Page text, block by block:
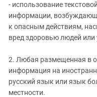
- использование
информации,
к опасным действиям,
вред здоровью людей
2. Любая размещенная в
информация на
русский язык или язык
местности.